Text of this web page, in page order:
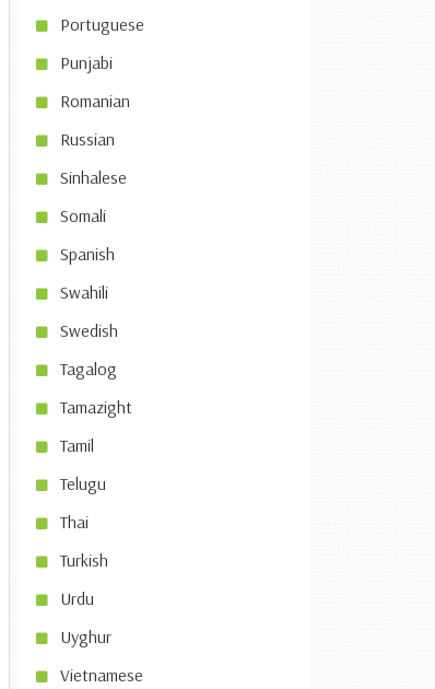
Portuguese
Punjabi
Romanian
Russian
Sinhalese
Somali
Spanish
Swahili
Swedish
Tagalog
Tamazight
Tamil
Telugu
Thai
Turkish
Urdu
Uyghur
Vietnamese